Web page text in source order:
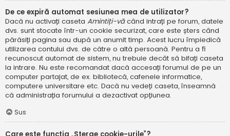
De ce expiră automat sesiunea mea de utilizator?
Dacă nu activați caseta Amintiți-văcând intrați pe forum, datele
dvs. sunt stocate într-un cookie securizat, care este șters când
părăsiți pagina sau după un anumit timp. Acest lucru împiedică
utilizarea contului dvs. de către o altă persoană. Pentru a fi
recunoscut automat de sistem, nu trebuie decât să bifați caseta
la intrare. Nu este recomandat dacă accesați forumul de pe un
computer partajat, de ex. bibliotecă, cafenele informatice,
computere universitare etc. Dacă nu vedeți caseta, înseamnă
că administrația forumului a dezactivat opțiunea.
Sus
Care este funcția „Șterge cookie-urile”?